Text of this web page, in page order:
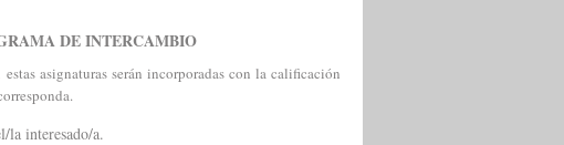
DE INTERCAMBIO
asignaturas serán incorporadas con la calificación
la interesado/a.